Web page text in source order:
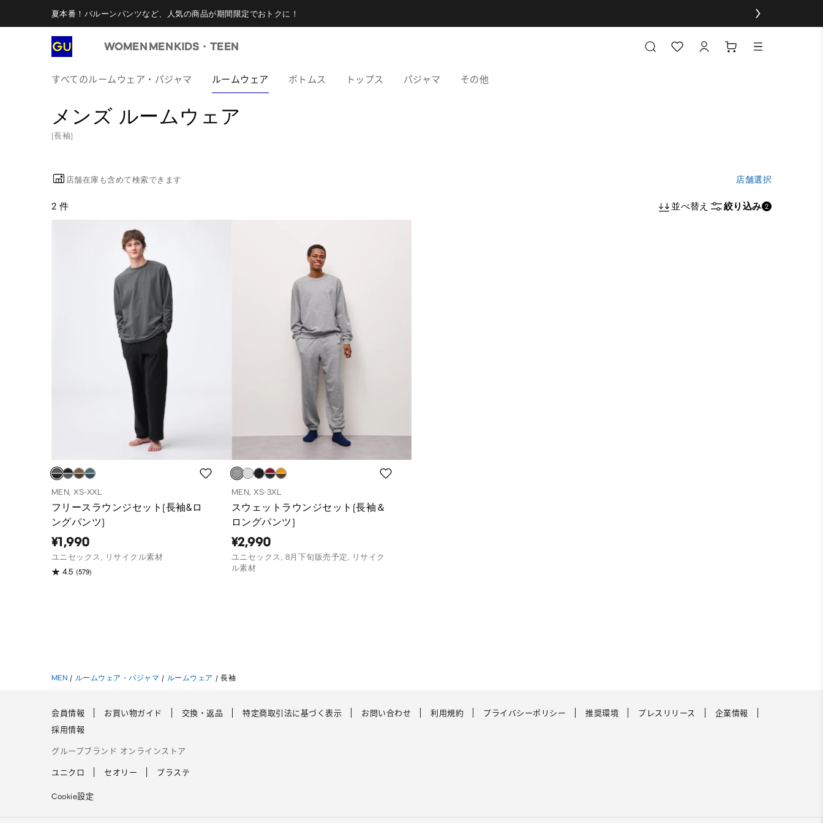
夏本番！バルーンパンツなど、人気の商品が期間限定でおトクに！
WOMEN MENKIDS・TEEN
すべてのルームウェア・パジャマ ルームウェア ボトムス トップス パジャマ その他
メンズ ルームウェア
(長袖)
店舗在庫も含めて検索できます 店舗選択
2 件 並べ替え 絞り込み 2
MEN, XS-XXL
フリースラウンジセット(長袖&ロ
ングパンツ)
¥1,990
ユニセックス, リサイクル素材
4.5 (579)
MEN, XS-3XL
スウェットラウンジセット(長袖＆
ロングパンツ)
¥2,990
ユニセックス, 8月下旬販売予定, リサイク
ル素材
MEN / ルームウェア・パジャマ / ルームウェア / 長袖
会員情報 お買い物ガイド 交換・返品 特定商取引法に基づく表示 お問い合わせ 利用規約 プライバシーポリシー 推奨環境 プレスリリース
企業情報
採用情報
グループブランド オンラインストア
ユニクロ セオリー プラステ
Cookie設定